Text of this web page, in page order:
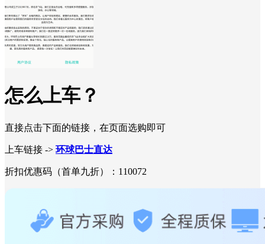
怎么上车？
直接点击下面的链接，在页面选购即可
上车链接 -> 环球巴士直达
折扣优惠码（首单九折）：110072